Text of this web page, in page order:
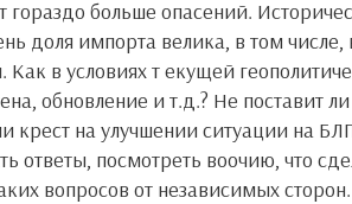
доля импорта велика, в том числе,
в условиях т екущей
обновление и т.д.? Не поставит
на улучшении ситуации на
ответы, посмотреть воочию, что
вопросов от независимых сторон.